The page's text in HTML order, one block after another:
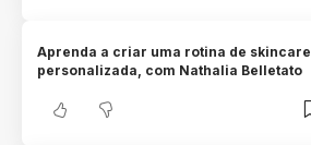
Aprenda a criar uma rotina de skincare
personalizada, com Nathalia Belletato